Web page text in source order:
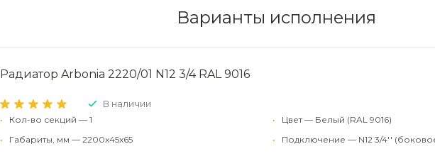
Варианты исполнения
Радиатор Arbonia 2220/01 N12 3/4 RAL 9016
В наличии
•
Кол-во секций — 1
•
Габариты, мм — 2200x45x65
•
Цвет — Белый (RAL 9016)
•
Подключение — N12 3/4''